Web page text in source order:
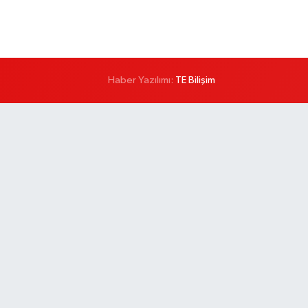
Haber Yazılımı: TE Bilişim